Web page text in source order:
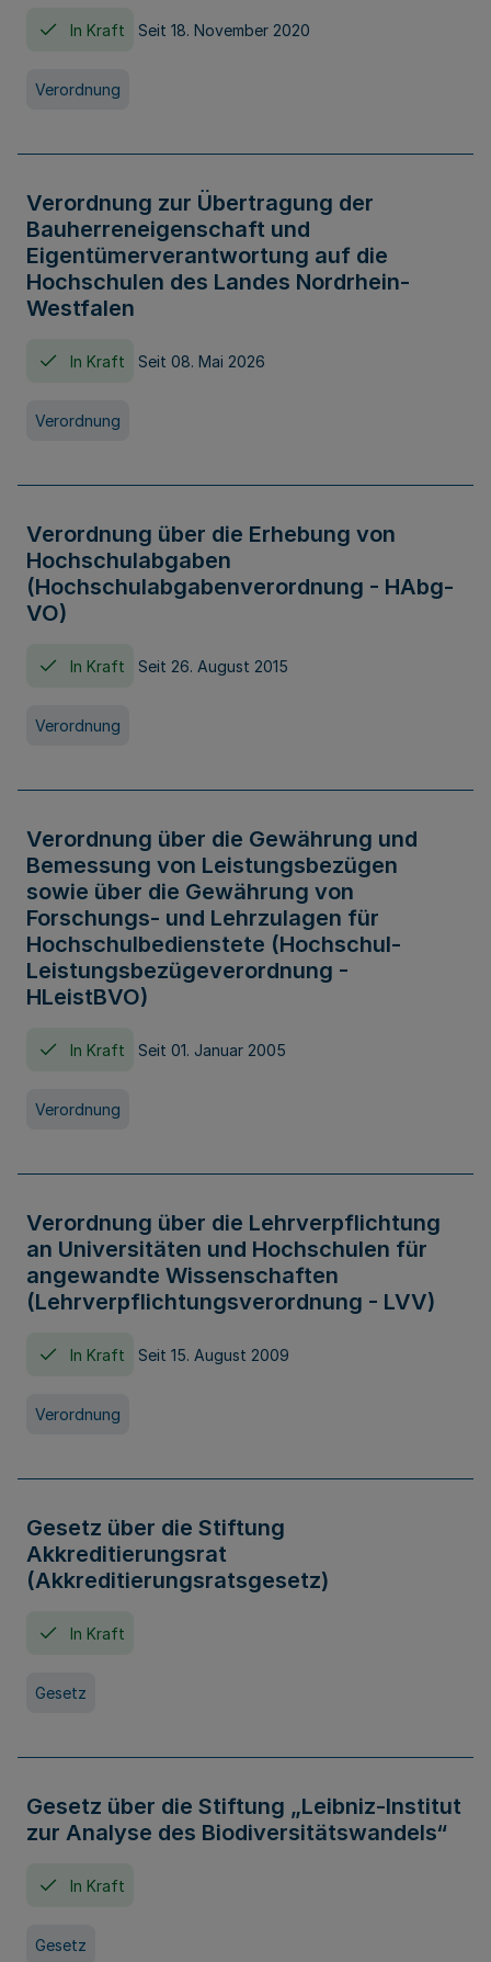
In Kraft Seit 18. November 2020
Verordnung
Verordnung zur Übertragung der
Bauherreneigenschaft und
Eigentümerverantwortung auf die
Hochschulen des Landes Nordrhein-
Westfalen
In Kraft Seit 08. Mai 2026
Verordnung
Verordnung über die Erhebung von
Hochschulabgaben
(Hochschulabgabenverordnung - HAbg-
VO)
In Kraft Seit 26. August 2015
Verordnung
Verordnung über die Gewährung und
Bemessung von Leistungsbezügen
sowie über die Gewährung von
Forschungs- und Lehrzulagen für
Hochschulbedienstete (Hochschul-
Leistungsbezügeverordnung -
HLeistBVO)
In Kraft Seit 01. Januar 2005
Verordnung
Verordnung über die Lehrverpflichtung
an Universitäten und Hochschulen für
angewandte Wissenschaften
(Lehrverpflichtungsverordnung - LVV)
In Kraft Seit 15. August 2009
Verordnung
Gesetz über die Stiftung
Akkreditierungsrat
(Akkreditierungsratsgesetz)
In Kraft
Gesetz
Gesetz über die Stiftung „Leibniz-Institut
zur Analyse des Biodiversitätswandels“
In Kraft
Gesetz